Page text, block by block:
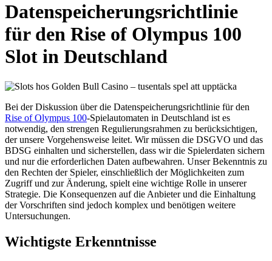
Datenspeicherungsrichtlinie
für den Rise of Olympus 100
Slot in Deutschland
Bei der Diskussion über die Datenspeicherungsrichtlinie für den
Rise of Olympus 100-Spielautomaten in Deutschland ist es
notwendig, den strengen Regulierungsrahmen zu berücksichtigen,
der unsere Vorgehensweise leitet. Wir müssen die DSGVO und das
BDSG einhalten und sicherstellen, dass wir die Spielerdaten sichern
und nur die erforderlichen Daten aufbewahren. Unser Bekenntnis zu
den Rechten der Spieler, einschließlich der Möglichkeiten zum
Zugriff und zur Änderung, spielt eine wichtige Rolle in unserer
Strategie. Die Konsequenzen auf die Anbieter und die Einhaltung
der Vorschriften sind jedoch komplex und benötigen weitere
Untersuchungen.
Wichtigste Erkenntnisse